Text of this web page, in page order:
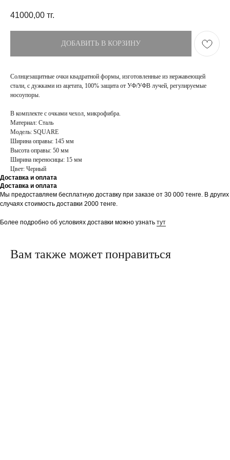
41000,00 тг.
ДОБАВИТЬ В КОРЗИНУ
Солнцезащитные очки квадратной формы, изготовленные из нержавеющей
стали, с дужками из ацетата, 100% защита от УФ/УФВ лучей, регулируемые
носоупоры.
В комплекте с очками чехол, микрофибра.
Материал: Сталь
Модель: SQUARE
Ширина оправы: 145 мм
Высота оправы: 50 мм
Ширина переносицы: 15 мм
Цвет: Черный
Доставка и оплата
Доставка и оплата
Мы предоставляем бесплатную доставку при заказе от 30 000 тенге. В других
случаях стоимость доставки 2000 тенге.
Более подробно об условиях доставки можно узнать тут
Вам также может понравиться
ПОКУПАТЕЛЯМ МАГАЗИН
Доставка
Возврат и обмен
Блог